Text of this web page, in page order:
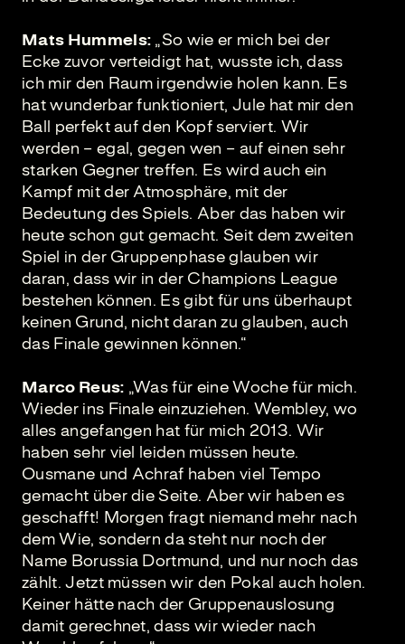
Mats Hummels: „So wie er mich bei der
Ecke zuvor verteidigt hat, wusste ich, dass
ich mir den Raum irgendwie holen kann. Es
hat wunderbar funktioniert, Jule hat mir den
Ball perfekt auf den Kopf serviert. Wir
werden – egal, gegen wen – auf einen sehr
starken Gegner treffen. Es wird auch ein
Kampf mit der Atmosphäre, mit der
Bedeutung des Spiels. Aber das haben wir
heute schon gut gemacht. Seit dem zweiten
Spiel in der Gruppenphase glauben wir
daran, dass wir in der Champions League
bestehen können. Es gibt für uns überhaupt
keinen Grund, nicht daran zu glauben, auch
das Finale gewinnen können.“
Marco Reus: „Was für eine Woche für mich.
Wieder ins Finale einzuziehen. Wembley, wo
alles angefangen hat für mich 2013. Wir
haben sehr viel leiden müssen heute.
Ousmane und Achraf haben viel Tempo
gemacht über die Seite. Aber wir haben es
geschafft! Morgen fragt niemand mehr nach
dem Wie, sondern da steht nur noch der
Name Borussia Dortmund, und nur noch das
zählt. Jetzt müssen wir den Pokal auch holen.
Keiner hätte nach der Gruppenauslosung
damit gerechnet, dass wir wieder nach